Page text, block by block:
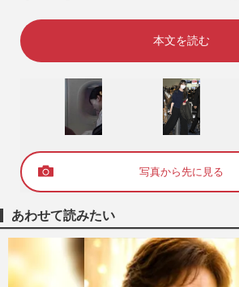
本文を読む
写真から先に見る
あわせて読みたい